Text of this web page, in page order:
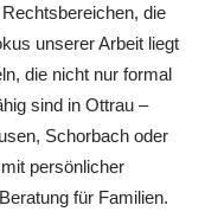
die
unserer Arbeit liegt
die nicht nur formal
sind in Ottrau –
Schorbach oder
persönlicher
für Familien.